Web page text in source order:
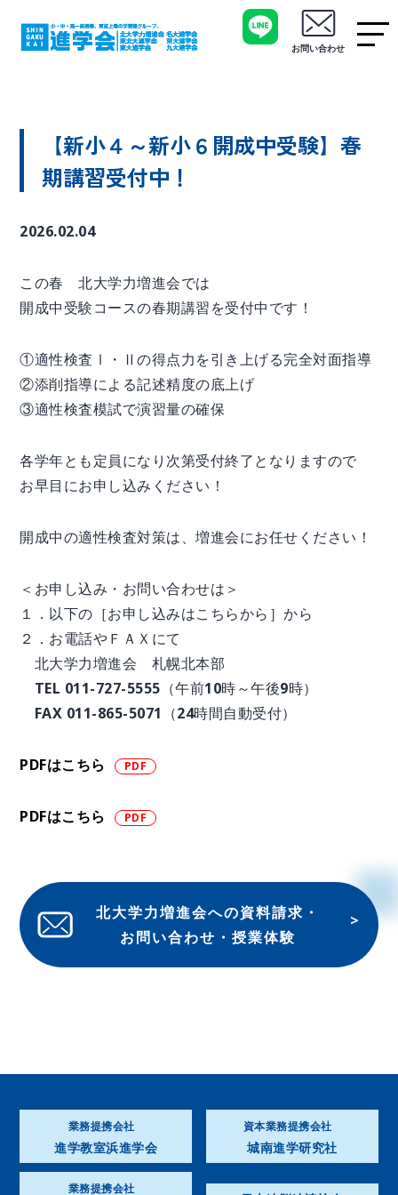
お問い合わせ
【新小４～新小６開成中受験】春
期講習受付中！
2026.02.04
この春 北大学力増進会では
開成中受験コースの春期講習を受付中です！
①適性検査Ⅰ・Ⅱの得点力を引き上げる完全対面指導
②添削指導による記述精度の底上げ
③適性検査模試で演習量の確保
各学年とも定員になり次第受付終了となりますので
お早目にお申し込みください！
開成中の適性検査対策は、増進会にお任せください！
＜お申し込み・お問い合わせは＞
１．以下の［お申し込みはこちらから］から
２．お電話やＦＡＸにて
北大学力増進会 札幌北本部
TEL 011-727-5555（午前10時～午後9時）
FAX 011-865-5071（24時間自動受付）
PDFはこちら
PDFはこちら
北大学力増進会への資料請求・
お問い合わせ・授業体験
業務提携会社
進学教室浜進学会
資本業務提携会社
城南進学研究社
業務提携会社